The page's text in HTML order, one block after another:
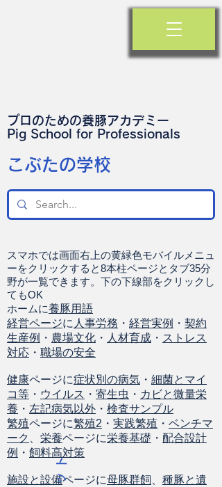
プロのための養豚アカデミー
​Pig School for Professionals
​こぶたの学校
スマホでは画面右上の黄緑色モバイルメニュ
ーをクリックすると8本柱ページとタブ35分
野が一覧できます。下の下線部をクリックし
てもOK
ホームに養豚用語
経営ページに 人事労務 ・ 経営実例 ・ 契約
生産例 ・ 農場文化 ・ 人材育成 ・ ストレス
対応 ・ 職場の安全
健康ページに症状別の病気 ・ 細菌とマイ
コ等 ・ ウイルス ・ 寄生虫 ・ カビと微量栄
養 ・ 左記病気以外 ・ 検査サンプル
繁殖ページに繁殖2 ・ 実践繁殖 ・ ベンチマ
ーク
栄養ページに栄養基礎 ・ 配合設計
例 ・ 飼料高対策
施設と設備ページに母豚群飼
種豚と遺
ト
ッ